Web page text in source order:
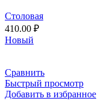
Столовая
410.00 ₽
Новый
Сравнить
Быстрый просмотр
Добавить в избранное